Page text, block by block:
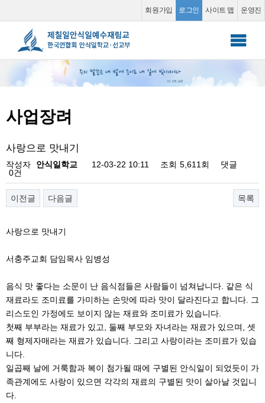
회원가입 로그인 사이트 맵 운영진
▼
소그룹 동영상
커뮤니티
사업장려
사업장려
사랑으로 맛내기
작성자 안식일학교 12-03-22 10:11 조회 5,611회
댓글
0건
이전글 다음글 목록
사랑으로 맛내기
서충주교회 담임목사 임병성
음식 맛 좋다는 소문이 난 음식점들은 사람들이 넘쳐납니다. 같은 식
재료라도 조미료를 가미하는 손맛에 따라 맛이 달라진다고 합니다. 그
리스도인 가정에도 보이지 않는 재료와 조미료가 있습니다.
첫째 부부라는 재료가 있고, 둘째 부모와 자녀라는 재료가 있으며, 셋
째 형제자매라는 재료가 있습니다. 그리고 사랑이라는 조미료가 있습
니다.
일곱째 날에 거룩함과 복이 첨가될 때에 구별된 안식일이 되었듯이 가
족관계에도 사랑이 있으면 각각의 재료의 구별된 맛이 살아날 것입니
다.